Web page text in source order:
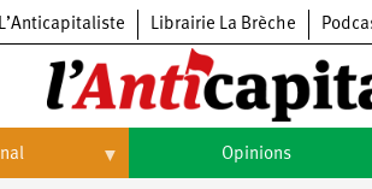
L’Anticapitaliste Librairie La Brèche
Opinions